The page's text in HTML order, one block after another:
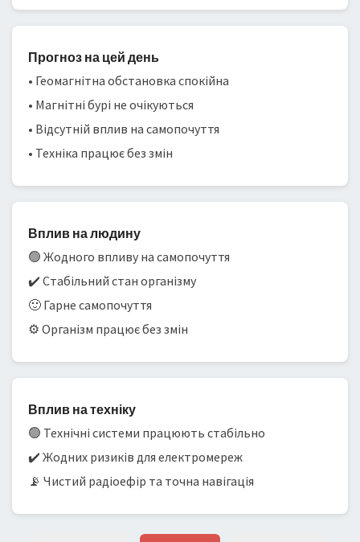
Прогноз на цей день
• Геомагнітна обстановка спокійна
• Магнітні бурі не очікуються
• Відсутній вплив на самопочуття
• Техніка працює без змін
Вплив на людину
🟢 Жодного впливу на самопочуття
✔️ Стабільний стан організму
🙂 Гарне самопочуття
⚙️ Організм працює без змін
Вплив на техніку
🟢 Технічні системи працюють стабільно
✔️ Жодних ризиків для електромереж
📡 Чистий радіоефір та точна навігація